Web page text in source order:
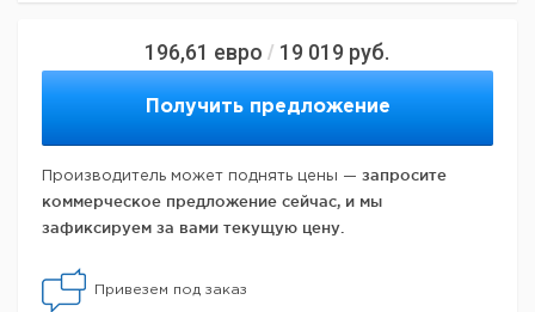
196,61 евро / 19 019 руб.
Получить предложение
Производитель может поднять цены — запросите
коммерческое предложение сейчас, и мы
зафиксируем за вами текущую цену.
Привезем под заказ